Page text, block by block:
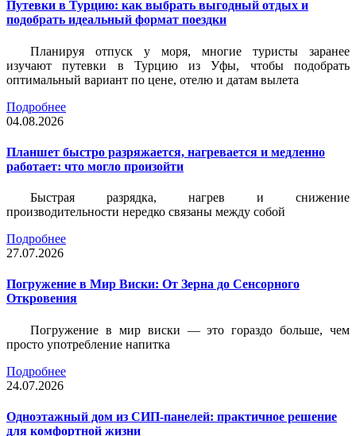
Путевки в Турцию: как выбрать выгодный отдых и
подобрать идеальный формат поездки
Планируя отпуск у моря, многие туристы заранее
изучают путевки в Турцию из Уфы, чтобы подобрать
оптимальный вариант по цене, отелю и датам вылета
Подробнее
04.08.2026
Планшет быстро разряжается, нагревается и медленно
работает: что могло произойти
Быстрая разрядка, нагрев и снижение
производительности нередко связаны между собой
Подробнее
27.07.2026
Погружение в Мир Виски: От Зерна до Сенсорного
Откровения
Погружение в мир виски — это гораздо больше, чем
просто употребление напитка
Подробнее
24.07.2026
Одноэтажный дом из СИП-панелей: практичное решение
для комфортной жизни